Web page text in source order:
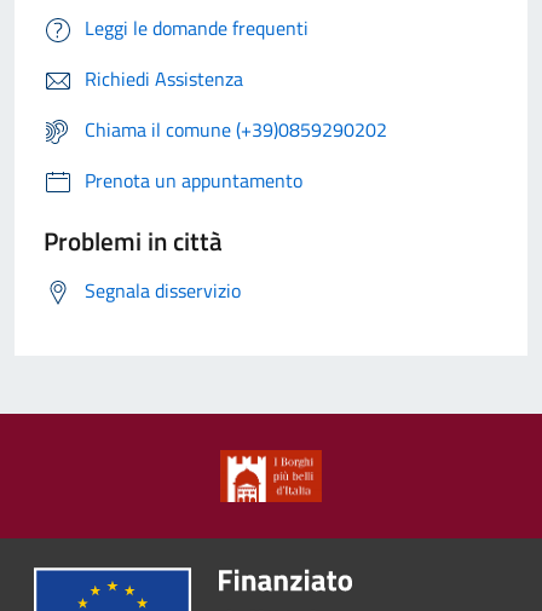
Leggi le domande frequenti
Richiedi Assistenza
Chiama il comune (+39)0859290202
Prenota un appuntamento
Problemi in città
Segnala disservizio